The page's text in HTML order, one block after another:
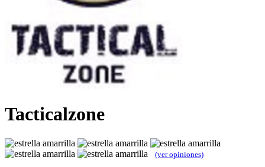
Tacticalzone
(ver opiniones)